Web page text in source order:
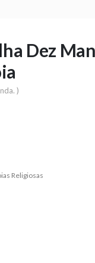
Dez
)
Religiosas